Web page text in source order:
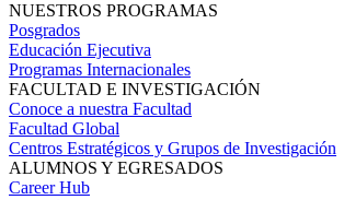
NUESTROS PROGRAMAS
Posgrados
Educación Ejecutiva
Programas Internacionales
FACULTAD E INVESTIGACIÓN
Conoce a nuestra Facultad
Facultad Global
Centros Estratégicos y Grupos de Investigación
ALUMNOS Y EGRESADOS
Career Hub